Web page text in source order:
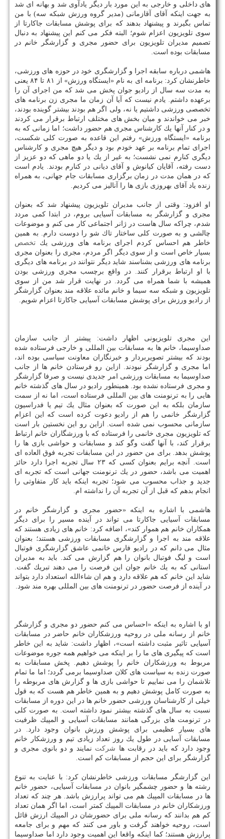
های داخلی و خارجی به این مورد بار دیگر یادآوی شد و بهانه ای شد
به جهت اینكه آقای آقازمانی (مدیر گروه ورزش شبكه سه) با من
تماس بگیرند و پیشنهاد بدهند كه برای پوشش مسابقات جاكارتا از
سوی تلویزیون اعزام شوم؛ البته فكر می كنم این پیشنهاد به دنبال
تصمیم مدیران تلویزیون برای حضور مجری و گزارشگر خانم در
مسابقات بوده است.
هاشمی درباره سابقه اجرا و گزارشگری خود در حوزه های ورزشی،
خاطرنشان كرد: برنامه ای به نام «ایستگاه ورزش» از ۸۱ تا ۸۴ یعنی
به مدت سه سال از رادیو جوان پخش می شد كه من اجرای آن را
برعهده داشتم. یادم نیست كه آیا آن زمان ما مجری زن برنامه های
تخصصی ورزشی داشتیم یا نه، ولی اگر هم بودند بیشتر گوینده بودند،
خبر می خواندند و میان بخش های مختلف ارتباط برقرار می كردند
و در كنار آنها یك كارشناس مجری هم حضور داشت؛ اما زمانی كه به
برنامه «ایستگاه ورزش» رفتم این قاعده به صورت كلی شكست،
اجرای تمام برنامه بر عهد خودم بود و دیگر هیچ مجری و كارشناس
دیگری كنارم نمی نشست؛ به غیر از یك یا دو ماهی كه دو عزیز از
دست رفته، آقایان كیانوش و آقای دیانی در كنارم بودند. یادم است
كه در همان مدت در زمان برگزاری مسابقات جام جهانی، به همراه
زنده یاد آقای بهروزی بازی ها را آنالیز می كردیم.
او افزود: وقتی از جانب مدیران تلویزیون پیشنهاد شد كه بعنوان
مجری و گزارشگر به مسابقات آسیایی بروم، در ابتدا كمی مردد
شدم، چراكه سال هاست در ژانر اجتماعی كار می كنم و موضوعات
چالشی و به صورت كلی ساختار تاك شو را دوست دارم. به همین
خاطر هم احساس كردم اجرای برنامه های ورزشی یك تخصص
بسیار خاص است و از سوی دیگر اگر مردم، مجری را بعنوان مجری
برنامه های ورزشی بشناسند شاید دیگر نتوانند در برنامه های دیگری
با او ارتباط برقرار كنند. در واقع برچسب مجری ورزشی بودن
همیشه با شما همراه می گردد. در نهایت قرار شد من از سوی
تلویزیون و شبكه سه سیما و خانم مائده علاقه مند بعنوان گزارشگر
از رادیو ورزش برای پوشش مسابقات آسیایی جاكارتا اعزام شویم.
این مجری تلویزیونی اظهار داشت: پیشتر از جانب سازمان
صداوسیما، خانم ها به مسابقات بین المللی و خارجی فرستاده شده
بودند كه بیشتر تصویربردار و خبرنگاران معاونت سیاسی بوده اند،
اما مجری و گزارشگر نبودند. ازاین رو فرستادن خانم ها از جانب
صداوسیما به مسابقات ورزشی امر جدیدی نیست و صرفا گزارشگر
و مجری فرستاده نشده بود. همینطور رادیو در سال های گذشته خانم
هایی را به ترنومنت های بین المللی فرستاده است، اما نه از سمت
سازمان بلكه به این صورت كه بعنوان مثال یك تیم یا فدراسیون
گزارشگر خانمی را هم از رادیو دعوت كرده است كه این اعزام
سازمانی محسوب نمی شده است. ازاین رو این نخستین بار است
كه تلویزیون مجری خانمی را فرستاده كه با ورزشگاران خانم ارتباط
برقرار كند، با آنها گفت وگو كند و مسابقات و حواشی بازی ها را
پوشش بدهد. برای من حضور در این مسابقات تجربه فوق العاده ای
است. آنچه برایم بعنوان كسی كه ۲۳ سال تجربه اجرا دارد حائز
اهمیت می باشد، حضور در یك ترنومنت جهانی است كه تجربه ای
جدید و جذاب محسوب می شود؛ تجربه اینكه باید كار متفاوتی را
انجام بدهم كه قبل از آن تجربه آن را نداشته ام.
هاشمی با اشاره به اینكه «حضور مجری و گزارشگر خانم در
مسابقات آسیایی جاكارتا می تواند در آینده مسیر را برای دیگر
همكاران خانم هم هموار كند»، اضافه كرد: خانم های زیادی هستند كه
علاقه مند به اجرا و گزارشگری مسابقات ورزشی هستند؛ بعنوان
مثال می دانم كه در رادیو فارس خانمی عاشق گزارشگری فوتبال
است و لیگ فوتبال بانوان را هم گزارش می كند. باید به مدیران
استانی كه به یك خانم جوان این فرصت را می دهند تبریك گفت.
شاید این خانم كه هم علاقه دارد و هم ان شاءالله استعداد دارد بتواند
در آینده از فرصت حضور در ترنومنت های بین المللی بهره مند شود.
او با اشاره به اینكه «احساس می كنم حضور دو مجری و گزارشگر
خانم از رسانه ملی در روحیه ورزشكاران خانم حاضر در مسابقات
آسیایی تاثیر مثبت داشته است»، اظهار داشت: شاید به این خاطر
است كه پیگیری های ما را بر اینكه می خواهیم همه جوره موضوعات
مربوط به ورزشكاران خانم را پوشش دهیم. پخش مسابقات به
صورت زنده به سیاست های كلان صداوسیما برمی گردد؛ اما ما تمام
تلاشمان را می نماییم تا حواشی بازی ها و گزارش های مربوطه را
به صورت كامل پوشش دهیم و به همین خاطر هم هست كه به قول
خیلی از كارشناسان ورزشی حضور خانم ها در این دوره از مسابقات
نسبت به سال های گذشته بیشتر نمود داشته است. به صورت كلی
در ترنومت های بزرگی همانند مسابقات آسیایی و المپیك ظرفیت
های بسیار عظیمی برای پوشش ورزش بانوان وجود دارد. در
مسابقات آسایی در طول یك روز تعداد زیادی تیم و ورزشكار خانم
وجود دارد كه باید در رقابت ها شركت نمایند و دو بانوی مجری و
گزارشگر برای این حجم از مسابقات كم است.
این گزارشگر مسابقات ورزشی خاطرنشان كرد: با عنایت به تنوع
رشته ها و حضور چشمگیر بانوان در مسابقات آسیایی، حضور خانم
ها در مسابقات المپیك هم می تواند پرارزش باشد. هر چند كه تعداد
ورزشكاران خانم در مسابقات المپیك كمتر است، اما اگر همان تعداد
كم هم بدانند كه رسانه ملی برای حضورشان در المپیك ارزش قائل
است، روحیه خواهند گرفت و باور می كنند كه مهم و برای جامعه
پرارزش هستند؛ كما اینكه واقعا این اهمیت وجود دارد اما صداوسیما